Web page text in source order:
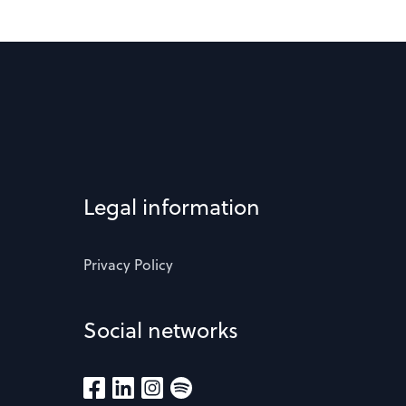
Legal information
Privacy Policy
Social networks